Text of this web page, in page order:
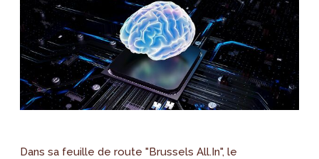
Dans sa feuille de route "Brussels All.In", le